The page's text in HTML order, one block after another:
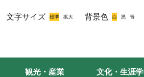
文字サイズ 背景色
観光・産業 文化・生涯